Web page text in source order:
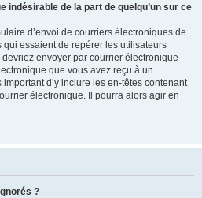
indésirable de la part de quelqu’un sur ce
d’envoi de courriers électroniques de
essaient de repérer les utilisateurs
envoyer par courrier électronique
que vous avez reçu à un
d’y inclure les en-têtes contenant
électronique. Il pourra alors agir en
?